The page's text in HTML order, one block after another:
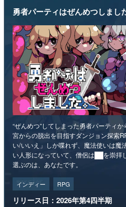
勇者パーティはぜんめつしまし
“ぜんめつ”してしまった勇者パーティ
宮からの脱出を目指すダンジョン探索
い/いいえ」しか喋れず、魔法使いは魔
い人形になっていて、僧侶は██を崇拝
選ぶのは、あなたです。
インディー RPG
リリース日：2026年第4四半期